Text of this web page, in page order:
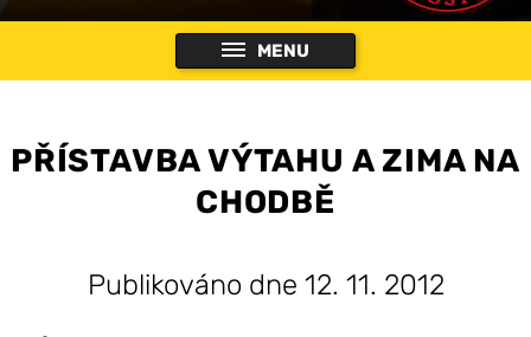
MENU
PŘÍSTAVBA VÝTAHU A ZIMA NA
CHODBĚ
Publikováno dne 12. 11. 2012